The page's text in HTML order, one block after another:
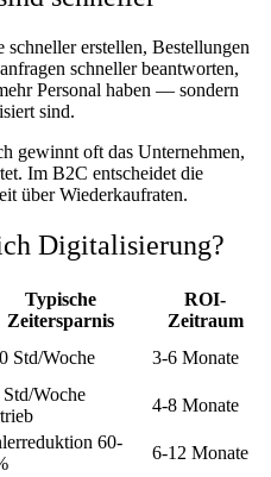
erstellen, Bestellungen
schneller beantworten,
Personal haben — sondern
sind.
gewinnt oft das Unternehmen,
Im B2C entscheidet die
über Wiederkaufraten.
Digitalisierung?
Typische
Zeitersparnis
ROI-
Zeitraum
Std/Woche 3-6 Monate
Woche
4-8 Monate
60-
6-12 Monate